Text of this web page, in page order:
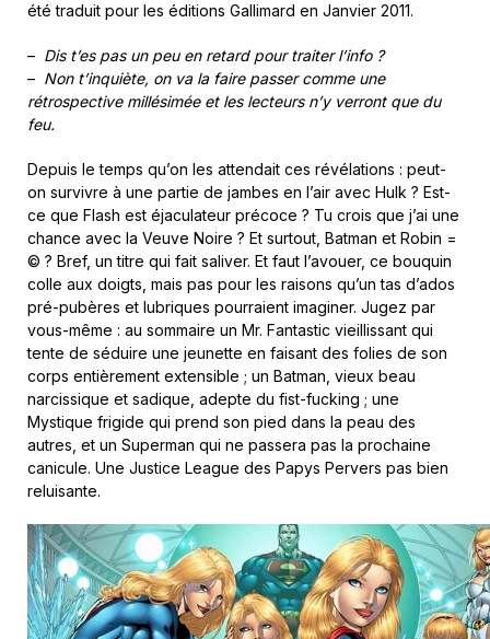
été traduit pour les éditions Gallimard en Janvier 2011.
– Dis t’es pas un peu en retard pour traiter l’info ?
– Non t’inquiète, on va la faire passer comme une
rétrospective millésimée et les lecteurs n’y verront que du
feu.
Depuis le temps qu’on les attendait ces révélations : peut-
on survivre à une partie de jambes en l’air avec Hulk ? Est-
ce que Flash est éjaculateur précoce ? Tu crois que j’ai une
chance avec la Veuve Noire ? Et surtout, Batman et Robin =
© ? Bref, un titre qui fait saliver. Et faut l’avouer, ce bouquin
colle aux doigts, mais pas pour les raisons qu’un tas d’ados
pré-pubères et lubriques pourraient imaginer. Jugez par
vous-même : au sommaire un Mr. Fantastic vieillissant qui
tente de séduire une jeunette en faisant des folies de son
corps entièrement extensible ; un Batman, vieux beau
narcissique et sadique, adepte du fist-fucking ; une
Mystique frigide qui prend son pied dans la peau des
autres, et un Superman qui ne passera pas la prochaine
canicule. Une Justice League des Papys Pervers pas bien
reluisante.